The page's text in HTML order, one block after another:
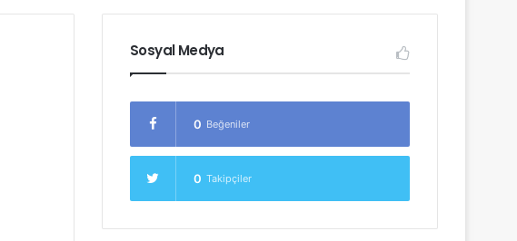
Post
Sosyal Medya
0 Beğeniler
0 Takipçiler